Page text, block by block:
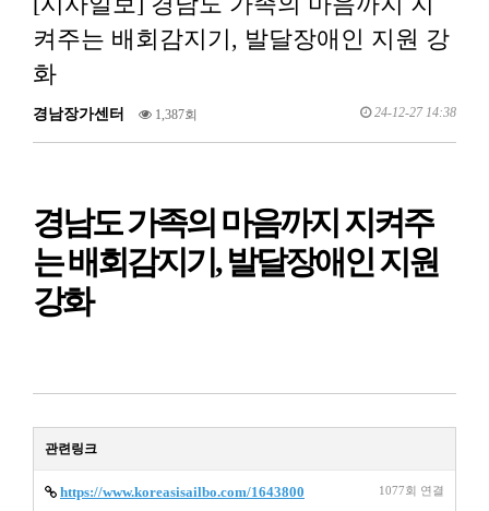
켜주는 배회감지기, 발달장애인 지원 강
화
경남장가센터 1,387회 24-12-27 14:38
경남도 가족의 마음까지 지켜주
는 배회감지기, 발달장애인 지원
강화
관련링크
https://www.koreasisailbo.com/1643800 1077회 연결